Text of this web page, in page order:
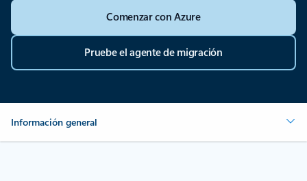
Comenzar con Azure
Pruebe el agente de migración
Información general